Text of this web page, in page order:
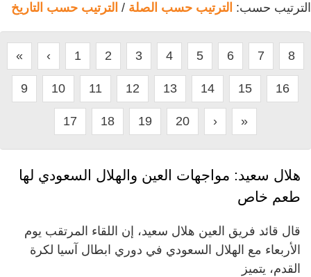
الترتيب حسب: الترتيب حسب الصلة / الترتيب حسب التاريخ
« ‹ 1 2 3 4 5 6 7 8
9 10 11 12 13 14 15 16
17 18 19 20 › »
هلال سعيد: مواجهات العين والهلال السعودي لها
طعم خاص
قال قائد فريق العين هلال سعيد، إن اللقاء المرتقب يوم
الأربعاء مع الهلال السعودي في دوري ابطال آسيا لكرة
القدم، يتميز